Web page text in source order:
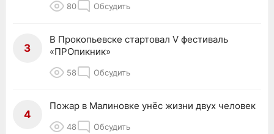
80 Обсудить
3
В Прокопьевске стартовал V фестиваль
«ПРОпикник»
58 Обсудить
4
Пожар в Малиновке унёс жизни двух человек
48 Обсудить